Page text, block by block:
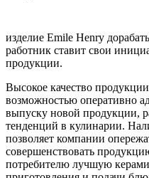
изделие Emile Henry
работник ставит свои
продукции.
Высокое качество
возможностью оперативно
выпуску новой продукции,
тенденций в кулинарии.
позволяет компании
совершенствовать
потребителю лучшую